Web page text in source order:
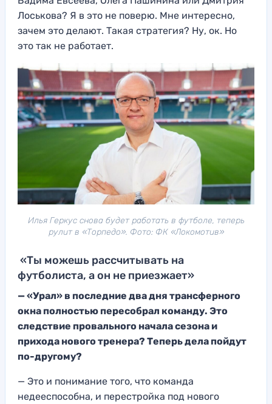
Лоськова? Я в это не поверю. Мне интересно,
зачем это делают. Такая стратегия? Ну, ок. Но
это так не работает.
Илья Геркус снова будет работать в футболе, теперь
рулит в «Торпедо». Фото: ФК «Локомотив»
«Ты можешь рассчитывать на
футболиста, а он не приезжает»
— «Урал» в последние два дня трансферного
окна полностью пересобрал команду. Это
следствие провального начала сезона и
прихода нового тренера? Теперь дела пойдут
по-другому?
— Это и понимание того, что команда
недееспособна, и перестройка под нового